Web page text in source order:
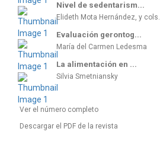
Nivel de sedentarism...
Elideth Mota Hernández, y cols.
Evaluación gerontog...
María del Carmen Ledesma
La alimentación en ...
Silvia Smetniansky
Ver el número completo
Descargar el PDF de la revista